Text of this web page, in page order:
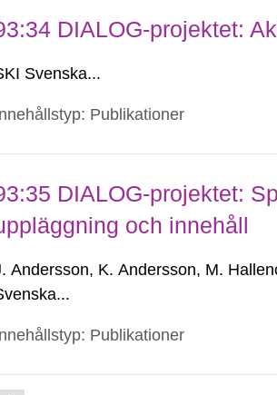
DIALOG-projektet:
Svenska...
Publikationer
DIALOG-projektet:
och innehåll
Andersson, K. Andersson, M.
Publikationer